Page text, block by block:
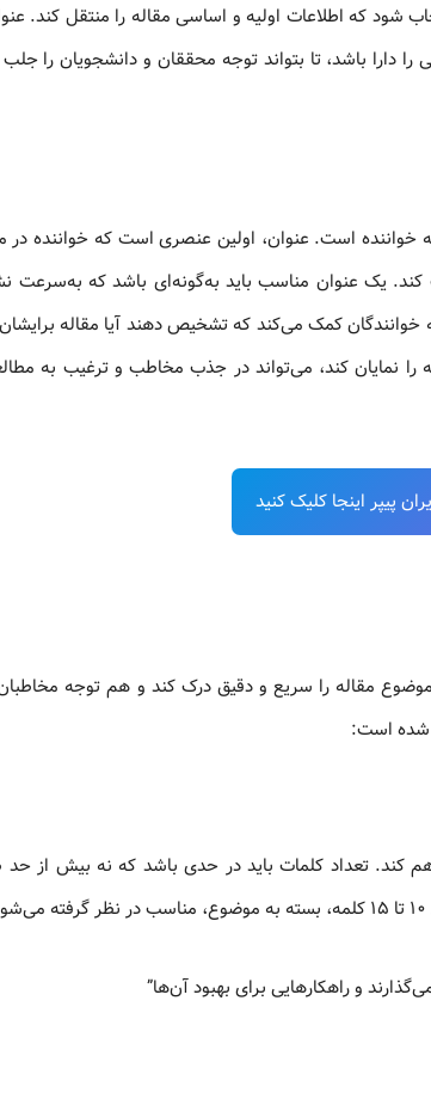
شود که اطلاعات اولیه و اساسی مقاله را منتقل کند.
باشد، تا بتواند توجه محققان و دانشجویان را جلب
است. عنوان، اولین عنصری است که خواننده در
کند. یک عنوان مناسب باید به‌گونه‌ای باشد که به‌سرعت
خوانندگان کمک می‌کند که تشخیص دهند آیا مقاله
نمایان کند، می‌تواند در جذب مخاطب و ترغیب به
پیپر اینجا کلیک کنید
مقاله را سریع و دقیق درک کند و هم توجه
شده است:
کند. تعداد کلمات باید در حدی باشد که نه بیش از حد
و راهکارهایی برای بهبود آن‌ها”